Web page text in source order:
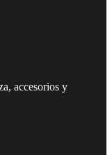
accesorios y